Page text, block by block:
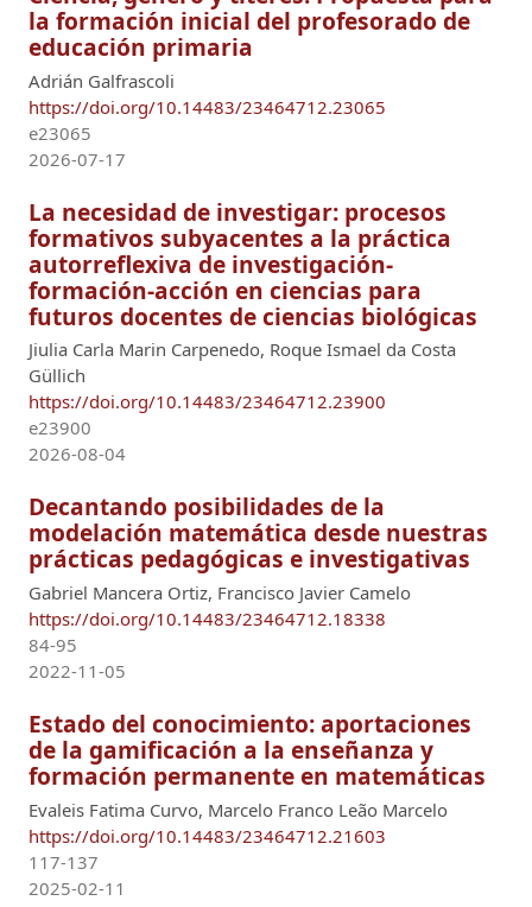
la formación inicial del profesorado de
educación primaria
Adrián Galfrascoli
https://doi.org/10.14483/23464712.23065
e23065
2026-07-17
La necesidad de investigar: procesos
formativos subyacentes a la práctica
autorreflexiva de investigación-
formación-acción en ciencias para
futuros docentes de ciencias biológicas
Jiulia Carla Marin Carpenedo, Roque Ismael da Costa
Güllich
https://doi.org/10.14483/23464712.23900
e23900
2026-08-04
Decantando posibilidades de la
modelación matemática desde nuestras
prácticas pedagógicas e investigativas
Gabriel Mancera Ortiz, Francisco Javier Camelo
https://doi.org/10.14483/23464712.18338
84-95
2022-11-05
Estado del conocimiento: aportaciones
de la gamificación a la enseñanza y
formación permanente en matemáticas
Evaleis Fatima Curvo, Marcelo Franco Leão Marcelo
https://doi.org/10.14483/23464712.21603
117-137
2025-02-11